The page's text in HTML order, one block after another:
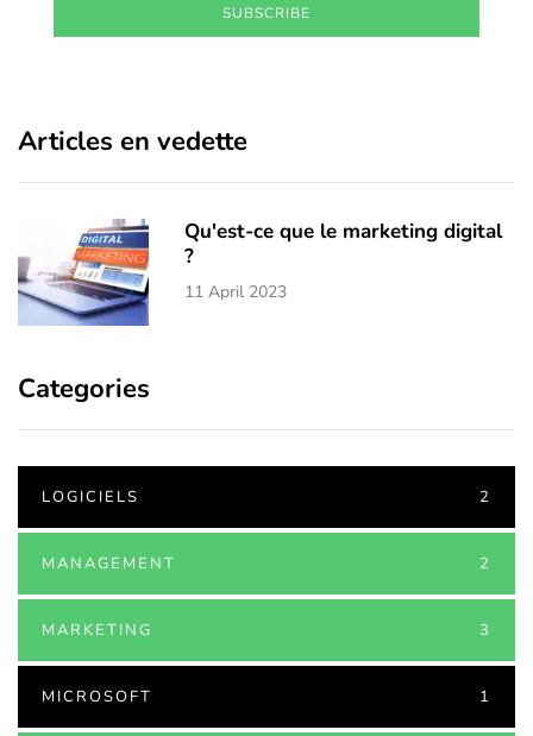
SUBSCRIBE
Articles en vedette
Qu'est-ce que le marketing digital
?
11 April 2023
Categories
LOGICIELS 2
MANAGEMENT 2
MARKETING 3
MICROSOFT 1